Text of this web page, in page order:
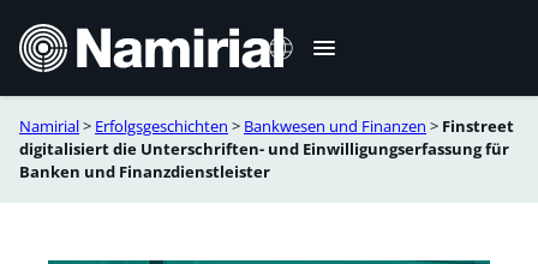
Inhalt
springen
Italiano
Namirial> Erfolgsgeschichten > Bankwesen und Finanzen > Finstreet
digitalisiert die Unterschriften- und Einwilligungserfassung für
Banken und Finanzdienstleister